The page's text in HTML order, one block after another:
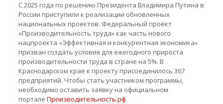
С 2025 года по решению Президента Владимира Путина в
России приступили к реализации обновленных
национальных проектов. Федеральный проект
«Производительность труда» как часть нового
нацпроекта «Эффективная и конкурентная экономика»
призван создать условия для ежегодного прироста
производительности труда в стране на 5%. В
Краснодарском крае к проекту присоединилось 367
предприятий. Чтобы стать участником программы,
необходимо оставить заявку на официальном
портале Производительность.рф.